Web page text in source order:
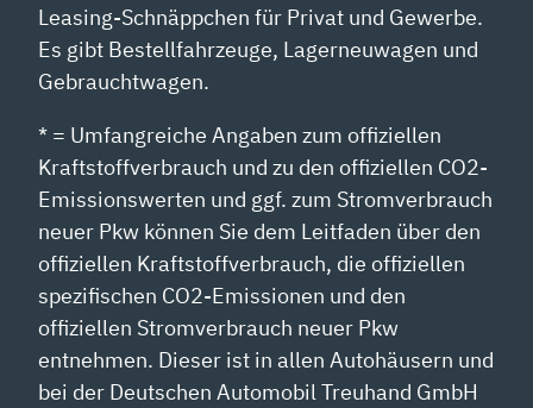
Leasing-Schnäppchen für Privat und Gewerbe.
Es gibt Bestellfahrzeuge, Lagerneuwagen und
Gebrauchtwagen.
* = Umfangreiche Angaben zum offiziellen
Kraftstoffverbrauch und zu den offiziellen CO2-
Emissionswerten und ggf. zum Stromverbrauch
neuer Pkw können Sie dem Leitfaden über den
offiziellen Kraftstoffverbrauch, die offiziellen
spezifischen CO2-Emissionen und den
offiziellen Stromverbrauch neuer Pkw
entnehmen. Dieser ist in allen Autohäusern und
bei der Deutschen Automobil Treuhand GmbH